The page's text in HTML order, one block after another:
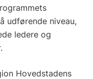
udførende niveau,
ledere og
Hovedstadens